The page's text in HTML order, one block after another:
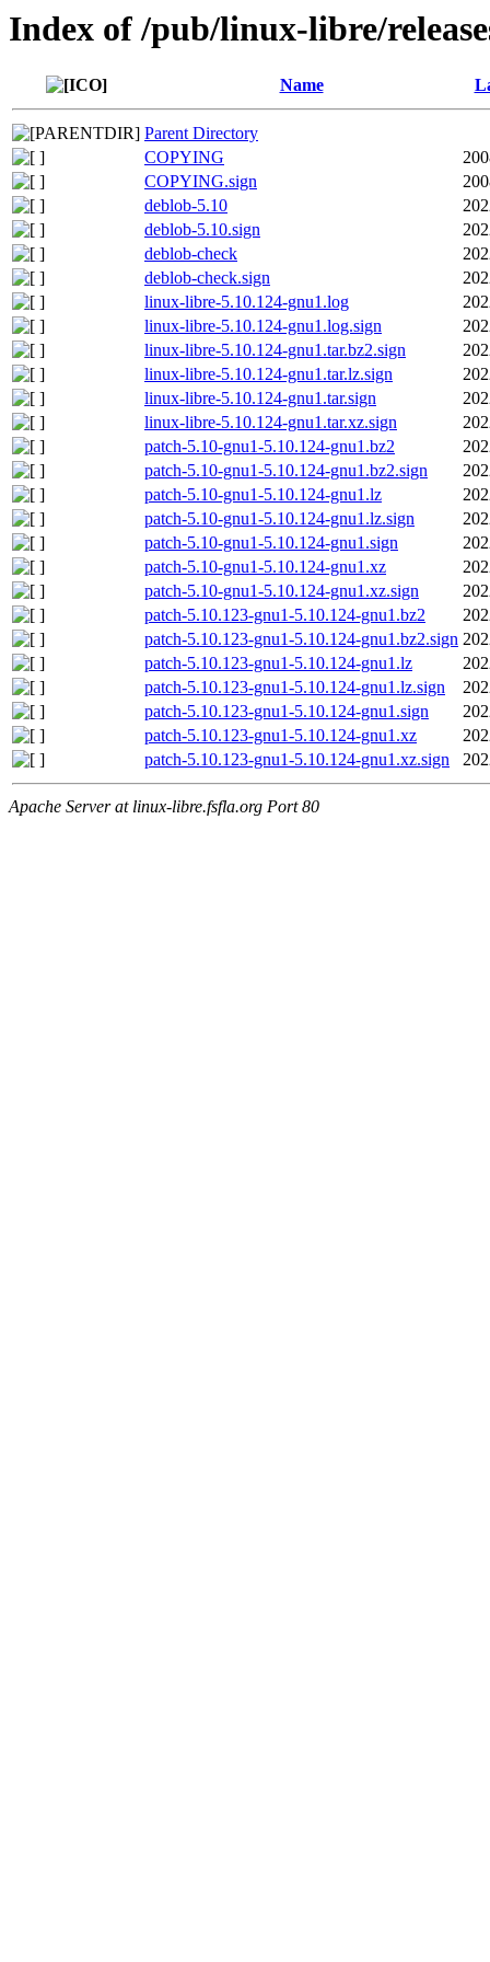
Index of /pub/linux-libre/
Name
Parent Directory
COPYING
COPYING.sign
deblob-5.10
deblob-5.10.sign
deblob-check
deblob-check.sign
linux-libre-5.10.124-gnu1.log
linux-libre-5.10.124-gnu1.log.sign
linux-libre-5.10.124-gnu1.tar.bz2.sign
linux-libre-5.10.124-gnu1.tar.lz.sign
linux-libre-5.10.124-gnu1.tar.sign
linux-libre-5.10.124-gnu1.tar.xz.sign
patch-5.10-gnu1-5.10.124-gnu1.bz2
patch-5.10-gnu1-5.10.124-gnu1.bz2.sign
patch-5.10-gnu1-5.10.124-gnu1.lz
patch-5.10-gnu1-5.10.124-gnu1.lz.sign
patch-5.10-gnu1-5.10.124-gnu1.sign
patch-5.10-gnu1-5.10.124-gnu1.xz
patch-5.10-gnu1-5.10.124-gnu1.xz.sign
patch-5.10.123-gnu1-5.10.124-gnu1.bz2
patch-5.10.123-gnu1-5.10.124-gnu1.bz2.sign
patch-5.10.123-gnu1-5.10.124-gnu1.lz
patch-5.10.123-gnu1-5.10.124-gnu1.lz.sign
patch-5.10.123-gnu1-5.10.124-gnu1.sign
patch-5.10.123-gnu1-5.10.124-gnu1.xz
patch-5.10.123-gnu1-5.10.124-gnu1.xz.sign
Apache Server at linux-libre.fsfla.org Port 80